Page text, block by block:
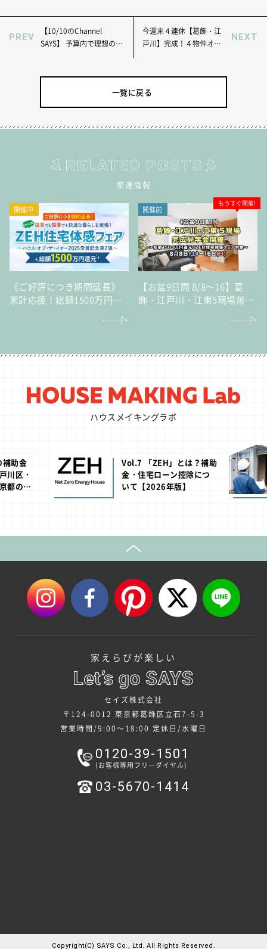
PREV
【10/10のChannel
SAYS】 予算内で理想のリ
今週末４連休【葛飾・江
戸川】完成！４物件オー
NEXT
一覧に戻る
関連情報
開催中
《ご好評につき期間延長》
家計応援！総額1500万円還
ブ・ザ・イヤー2025受賞記
開催前
もうすぐ開催!
【お盆9日間 8/8～16】葛
飾・江戸川・江東5現場毎日
完成見学会～総額1500万円
ハウスメイキングラボ
助金
川区・
都の助
Vol.7 「ZEH」とは？補助
金・住宅ローン控除につ
いて【2026年版】
家えらびが楽しい
セイズ株式会社
〒124-0012 東京都葛飾区立石7-5-3
営業時間/9:00～18:00 定休日/水曜日
0120-39-1501
(お客様専用フリーダイヤル)
03-5670-1414
Copyright(C) SAYS Co., Ltd. All Rights Reserved.